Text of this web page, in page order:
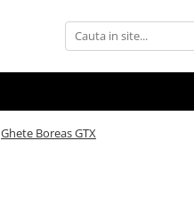
Ghete Boreas GTX